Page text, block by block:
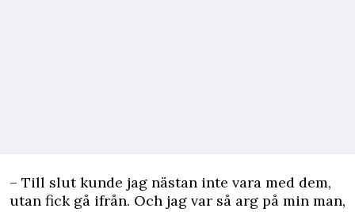
– Till slut kunde jag nästan inte vara med dem,
utan fick gå ifrån. Och jag var så arg på min man,